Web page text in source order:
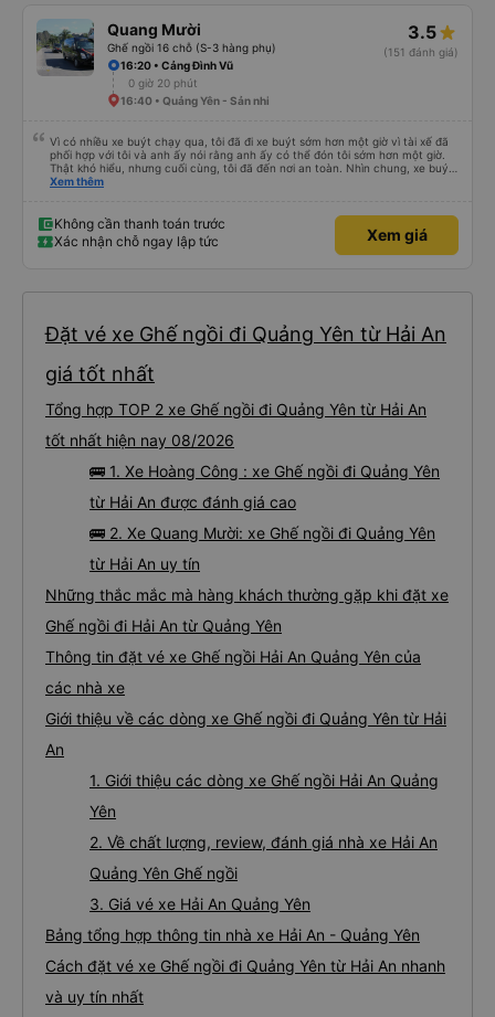
Quang Mười
Ghế ngồi 16 chỗ (S-3 hàng phụ)
3.5
(151 đánh giá)
16:20 • Cảng Đình Vũ
0 giờ 20 phút
16:40 • Quảng Yên - Sản nhi
Vì có nhiều xe buýt chạy qua, tôi đã đi xe buýt sớm hơn một giờ vì tài xế đã
phối hợp với tôi và anh ấy nói rằng anh ấy có thể đón tôi sớm hơn một giờ.
Thật khó hiểu, nhưng cuối cùng, tôi đã đến nơi an toàn. Nhìn chung, xe buýt
tốt và tài xế rất hữu ích
Xem thêm
Không cần thanh toán trước
Xác nhận chỗ ngay lập tức
Xem giá
Đặt vé xe Ghế ngồi đi Quảng Yên từ Hải An
giá tốt nhất
Tổng hợp TOP 2 xe Ghế ngồi đi Quảng Yên từ Hải An
tốt nhất hiện nay 08/2026
🚌 1. Xe Hoàng Công : xe Ghế ngồi đi Quảng Yên
từ Hải An được đánh giá cao
🚌 2. Xe Quang Mười: xe Ghế ngồi đi Quảng Yên
từ Hải An uy tín
Những thắc mắc mà hàng khách thường gặp khi đặt xe
Ghế ngồi đi Hải An từ Quảng Yên
Thông tin đặt vé xe Ghế ngồi Hải An Quảng Yên của
các nhà xe
Giới thiệu về các dòng xe Ghế ngồi đi Quảng Yên từ Hải
An
1. Giới thiệu các dòng xe Ghế ngồi Hải An Quảng
Yên
2. Về chất lượng, review, đánh giá nhà xe Hải An
Quảng Yên Ghế ngồi
3. Giá vé xe Hải An Quảng Yên
Bảng tổng hợp thông tin nhà xe Hải An - Quảng Yên
Cách đặt vé xe Ghế ngồi đi Quảng Yên từ Hải An nhanh
và uy tín nhất